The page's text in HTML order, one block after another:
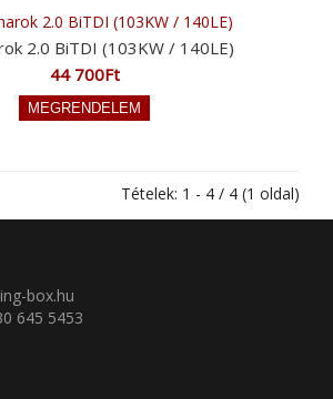
2.0 BiTDI (103KW / 140LE)
44 700Ft
Tételek: 1 - 4 / 4 (1 oldal)
box.hu
645 5453